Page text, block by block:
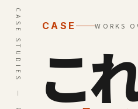
CASE WORKS
こ